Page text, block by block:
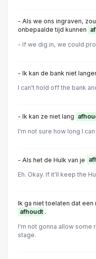
- Als we ons ingraven,
onbepaalde tijd kunnen
- If we dig in, we could
- Ik kan de bank niet
I can't hold off the bank
- Ik kan ze niet lang
I'm not sure how long I
- Als het de Hulk van je
Eh. Okay. If it'll keep the
Ik ga niet toelaten dat een
afhoudt .
I'm not gonna allow some
stage.